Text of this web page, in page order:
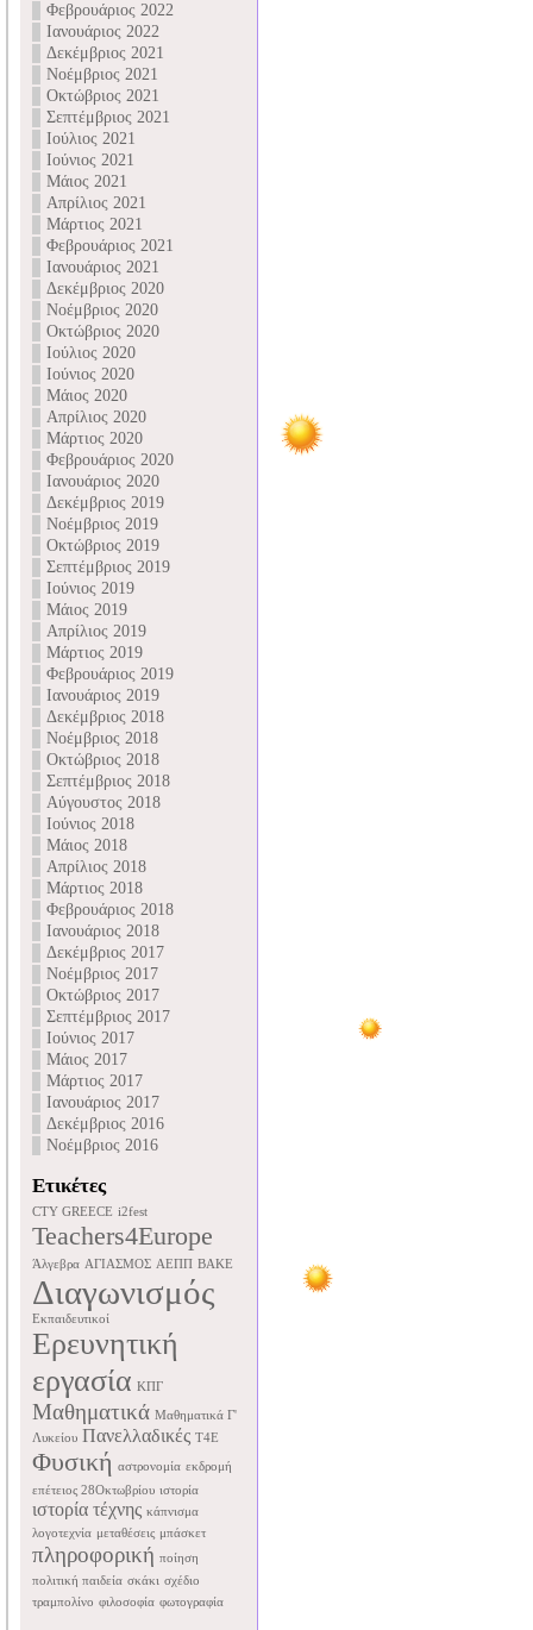
Φεβρουάριος 2022
Ιανουάριος 2022
Δεκέμβριος 2021
Νοέμβριος 2021
Οκτώβριος 2021
Σεπτέμβριος 2021
Ιούλιος 2021
Ιούνιος 2021
Μάιος 2021
Απρίλιος 2021
Μάρτιος 2021
Φεβρουάριος 2021
Ιανουάριος 2021
Δεκέμβριος 2020
Νοέμβριος 2020
Οκτώβριος 2020
Ιούλιος 2020
Ιούνιος 2020
Μάιος 2020
Απρίλιος 2020
Μάρτιος 2020
Φεβρουάριος 2020
Ιανουάριος 2020
Δεκέμβριος 2019
Νοέμβριος 2019
Οκτώβριος 2019
Σεπτέμβριος 2019
Ιούνιος 2019
Μάιος 2019
Απρίλιος 2019
Μάρτιος 2019
Φεβρουάριος 2019
Ιανουάριος 2019
Δεκέμβριος 2018
Νοέμβριος 2018
Οκτώβριος 2018
Σεπτέμβριος 2018
Αύγουστος 2018
Ιούνιος 2018
Μάιος 2018
Απρίλιος 2018
Μάρτιος 2018
Φεβρουάριος 2018
Ιανουάριος 2018
Δεκέμβριος 2017
Νοέμβριος 2017
Οκτώβριος 2017
Σεπτέμβριος 2017
Ιούνιος 2017
Μάιος 2017
Μάρτιος 2017
Ιανουάριος 2017
Δεκέμβριος 2016
Νοέμβριος 2016
Ετικέτες
CTY GREECE i2fest
Teachers4Europe
Άλγεβρα ΑΓΙΑΣΜΟΣ ΑΕΠΠ ΒΑΚΕ
Διαγωνισμός
Εκπαιδευτικοί
Ερευνητική
εργασία ΚΠΓ
Μαθηματικά Μαθηματικά Γ'
Λυκείου Πανελλαδικές Τ4Ε
Φυσική αστρονομία εκδρομή
επέτειος 28Οκτωβρίου ιστορία
ιστορία τέχνης κάπνισμα
λογοτεχνία μεταθέσεις μπάσκετ
πληροφορική ποίηση
πολιτική παιδεία σκάκι σχέδιο
τραμπολίνο φιλοσοφία φωτογραφία